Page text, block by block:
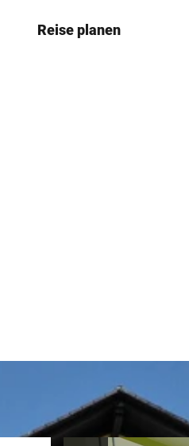
Reise planen